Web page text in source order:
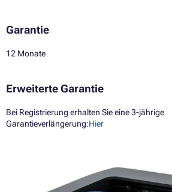
Garantie
12 Monate
Erweiterte Garantie
Bei Registrierung erhalten Sie eine 3-jährige
Garantieverlängerung:Hier